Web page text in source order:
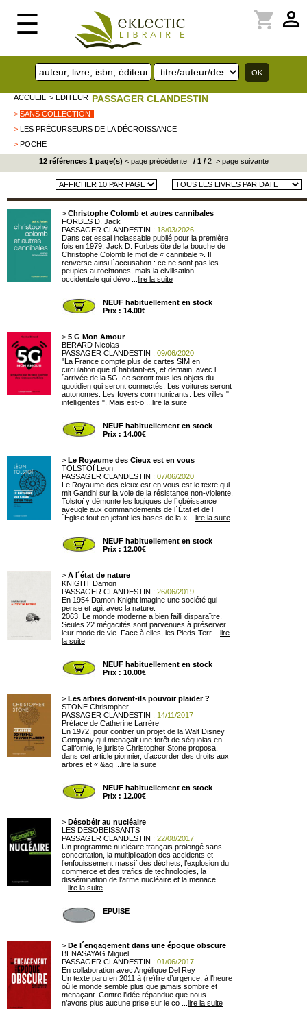
☰ perm_identity
shopping_cart
ACCUEIL > EDITEUR PASSAGER CLANDESTIN
> SANS COLLECTION
> LES PRÉCURSEURS DE LA DÉCROISSANCE
> POCHE
12 références 1 page(s) < page précédente/ 1 /2 > page suivante
> Christophe Colomb et autres cannibales
FORBES D. Jack
PASSAGER CLANDESTIN : 18/03/2026
Dans cet essai inclassable publié pour la première
fois en 1979, Jack D. Forbes ôte de la bouche de
Christophe Colomb le mot de « cannibale ». Il
renverse ainsi l´accusation : ce ne sont pas les
peuples autochtones, mais la civilisation
occidentale qui dévo ... lire la suite
NEUF habituellement en stock
Prix : 14.00€
> 5 G Mon Amour
BERARD Nicolas
PASSAGER CLANDESTIN : 09/06/2020
"La France compte plus de cartes SIM en
circulation que d´habitant·es, et demain, avec l
´arrivée de la 5G, ce seront tous les objets du
quotidien qui seront connectés. Les voitures seront
autonomes. Les foyers communicants. Les villes "
intelligentes ". Mais est-o ... lire la suite
NEUF habituellement en stock
Prix : 14.00€
> Le Royaume des Cieux est en vous
TOLSTOÏ Leon
PASSAGER CLANDESTIN : 07/06/2020
Le Royaume des cieux est en vous est le texte qui
mit Gandhi sur la voie de la résistance non-violente.
Tolstoï y démonte les logiques de l´obéissance
aveugle aux commandements de l´État et de l
´Église tout en jetant les bases de la « ... lire la suite
NEUF habituellement en stock
Prix : 12.00€
> A l´état de nature
KNIGHT Damon
PASSAGER CLANDESTIN : 26/06/2019
En 1954 Damon Knight imagine une société qui
pense et agit avec la nature.
2063. Le monde moderne a bien failli disparaître.
Seules 22 mégacités sont parvenues à préserver
leur mode de vie. Face à elles, les Pieds-Terr ... lire
la suite
NEUF habituellement en stock
Prix : 10.00€
> Les arbres doivent-ils pouvoir plaider ?
STONE Christopher
PASSAGER CLANDESTIN : 14/11/2017
Préface de Catherine Larrère
En 1972, pour contrer un projet de la Walt Disney
Company qui menaçait une forêt de séquoias en
Californie, le juriste Christopher Stone proposa,
dans cet article pionnier, d’accorder des droits aux
arbres et « &ag ... lire la suite
NEUF habituellement en stock
Prix : 12.00€
> Désobéir au nucléaire
LES DESOBEISSANTS
PASSAGER CLANDESTIN : 22/08/2017
Un programme nucléaire français prolongé sans
concertation, la multiplication des accidents et
l’enfouissement massif des déchets, l’explosion du
commerce et des trafics de technologies, la
dissémination de l’arme nucléaire et la menace
lire la suite
EPUISE
> De l´engagement dans une époque obscure
BENASAYAG Miguel
PASSAGER CLANDESTIN : 01/06/2017
En collaboration avec Angélique Del Rey
Un texte paru en 2011 à (re)lire d’urgence, à l’heure
où le monde semble plus que jamais sombre et
menaçant. Contre l’idée répandue que nous
n’avons plus aucune prise sur le co ... lire la suite